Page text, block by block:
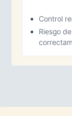
Control
Riesgo